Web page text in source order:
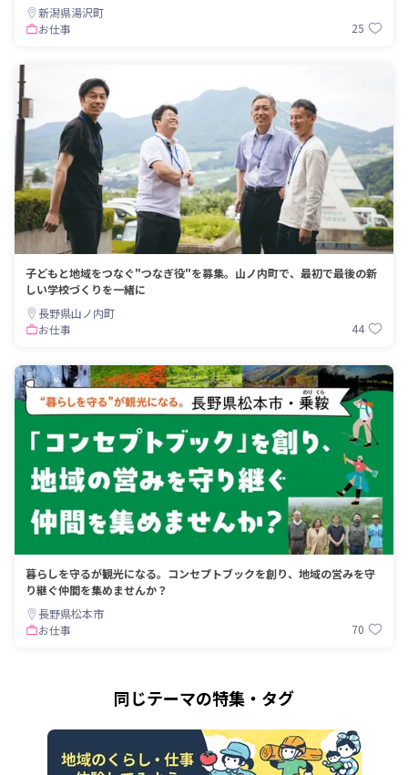
新潟県湯沢町
お仕事
25
子どもと地域をつなぐ"つなぎ役"を募集。山ノ内町で、最初で最後の新
しい学校づくりを一緒に
長野県山ノ内町
お仕事
44
暮らしを守るが観光になる。コンセプトブックを創り、地域の営みを守
り継ぐ仲間を集めませんか？
長野県松本市
お仕事
70
同じテーマの特集・タグ